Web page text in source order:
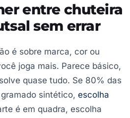
entre chuteira
sem errar
é sobre marca, cor ou
joga mais. Parece básico,
quase tudo. Se 80% das
sintético, escolha
é em quadra, escolha